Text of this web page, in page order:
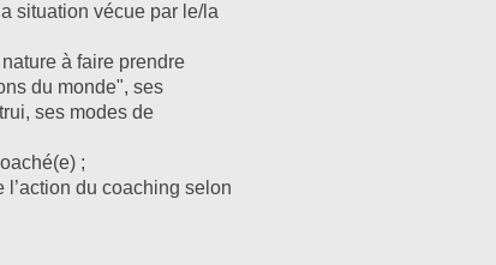
situation vécue par le/la
à faire prendre
du monde", ses
ses modes de
;
l’action du coaching selon